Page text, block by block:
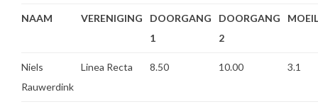
NAAM VERENIGING
DOORGANG
1
DOORGANG
2
Niels
Rauwerdink
Linea Recta 8.50 10.00 3.1